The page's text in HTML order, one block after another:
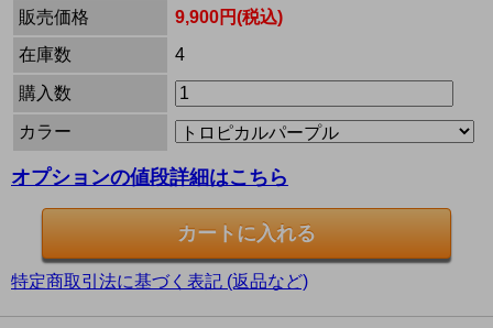
販売価格
9,900円(税込)
在庫数
4
購入数
カラー
オプションの値段詳細はこちら
特定商取引法に基づく表記 (返品など)